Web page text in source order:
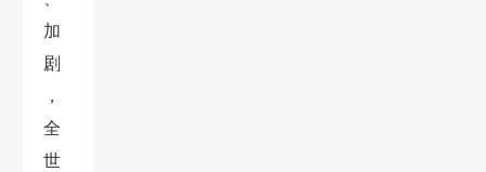
加
剧
，
全
世